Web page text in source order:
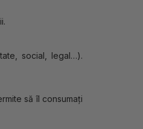
social, legal…).
să îl consumați